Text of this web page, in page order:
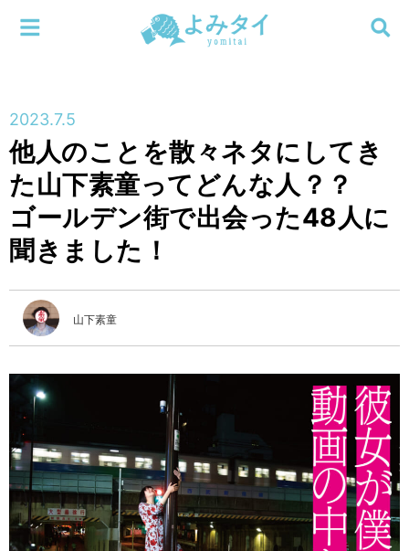
連載
新刊
特集
編集部
検索する
メニューを閉じる
2023.7.5
他人のことを散々ネタにしてき
た山下素童ってどんな人？？
ゴールデン街で出会った48人に
聞きました！
山下素童